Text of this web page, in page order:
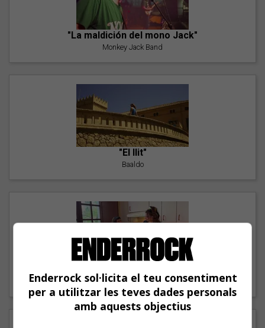
"La maldición del mono Jack"
Monkey Jack Band
"El llit"
Baaldo
Carmen y María
Enderrock sol·licita el teu consentiment
per a utilitzar les teves dades personals
amb aquests objectius